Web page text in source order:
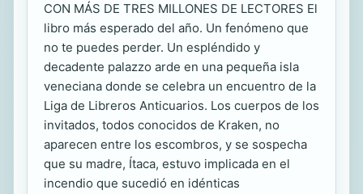
CON MÁS DE TRES MILLONES DE LECTORES El
libro más esperado del año. Un fenómeno que
no te puedes perder. Un espléndido y
decadente palazzo arde en una pequeña isla
veneciana donde se celebra un encuentro de la
Liga de Libreros Anticuarios. Los cuerpos de los
invitados, todos conocidos de Kraken, no
aparecen entre los escombros, y se sospecha
que su madre, Ítaca, estuvo implicada en el
incendio que sucedió en idénticas